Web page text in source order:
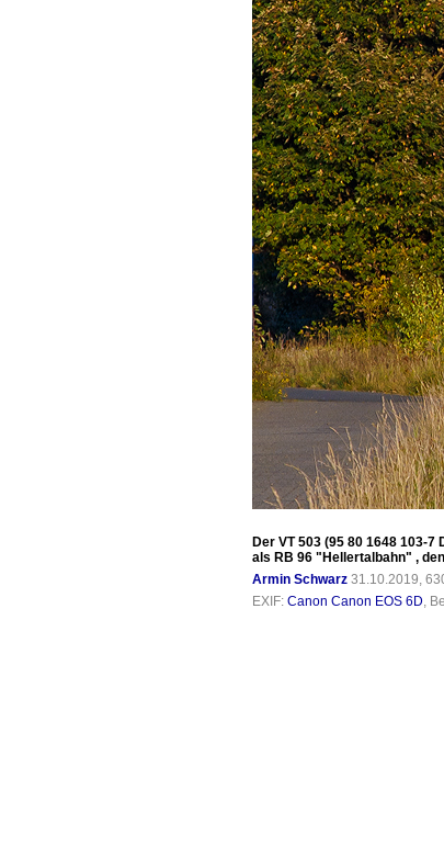
Der VT 503 (95 80 1648 103-
als RB 96 "Hellertalbahn" ,
Armin Schwarz 31.10.2019,
EXIF: Canon Canon EOS 6D,